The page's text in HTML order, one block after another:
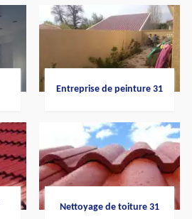
Entreprise de peinture 31
Nettoyage de toiture 31